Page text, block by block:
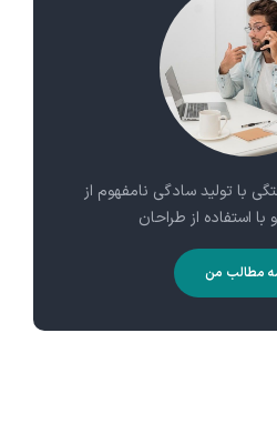
با تولید سادگی نامفهوم از
استفاده از طراحان
مطالب من